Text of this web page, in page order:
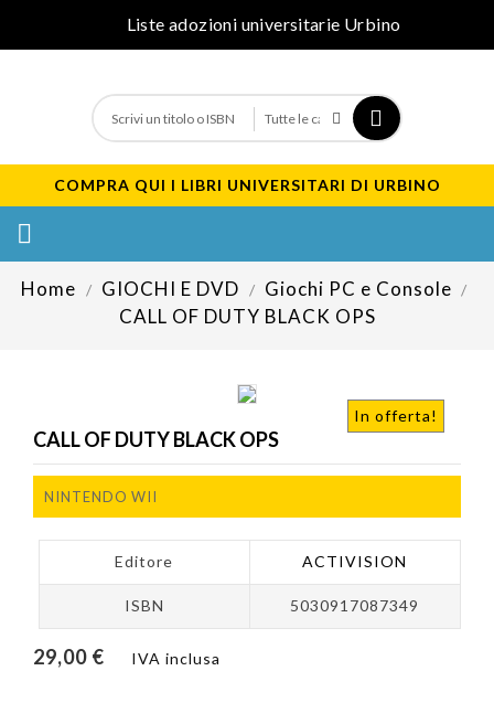
Liste adozioni universitarie Urbino
COMPRA QUI I LIBRI UNIVERSITARI DI URBINO

Home GIOCHI E DVD
Giochi PC e Console
CALL OF DUTY BLACK OPS
In offerta!
CALL OF DUTY BLACK OPS
NINTENDO WII
Editore ACTIVISION
ISBN 5030917087349
29,00 € IVA inclusa